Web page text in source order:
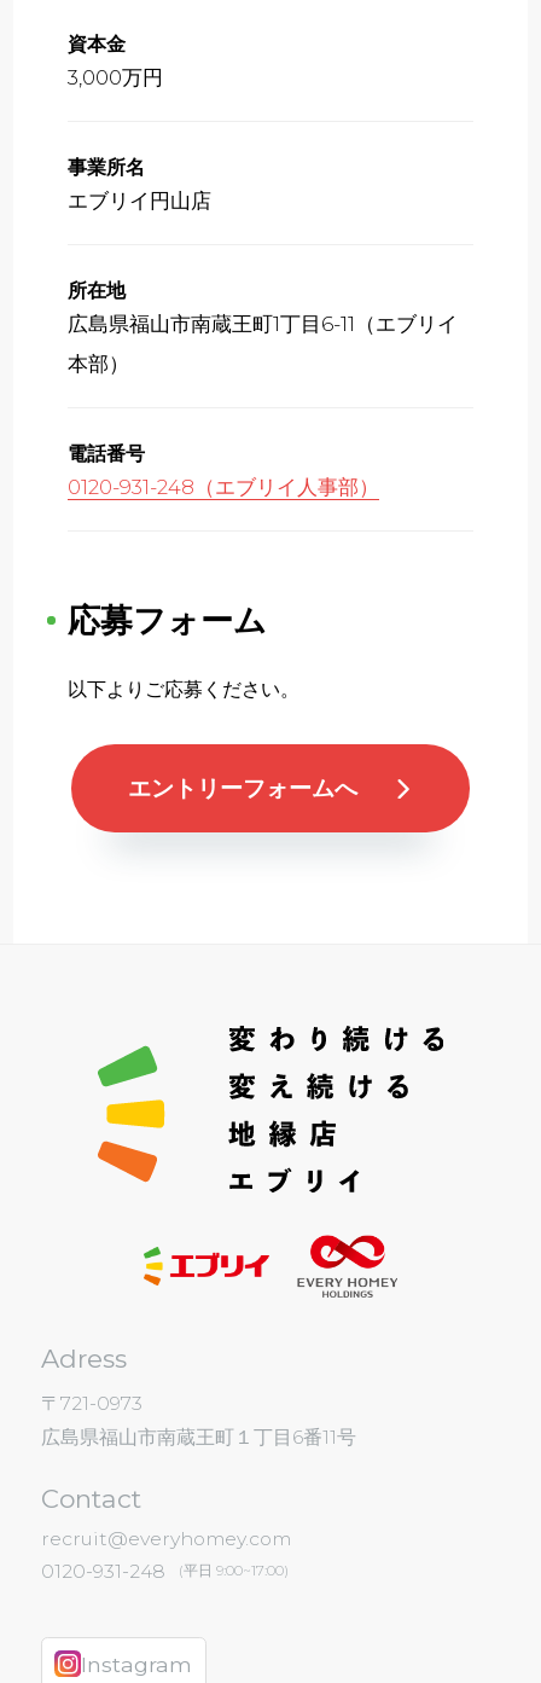
資本金
3,000万円
事業所名
エブリイ円山店
所在地
広島県福山市南蔵王町1丁目6-11（エブリイ
本部）
電話番号
0120-931-248（エブリイ人事部）
応募フォーム
以下よりご応募ください。
エントリーフォームへ
Adress
〒721-0973
広島県福山市南蔵王町１丁目6番11号
Contact
recruit@everyhomey.com
0120-931-248
(平日 9:00~17:00)
Instagram